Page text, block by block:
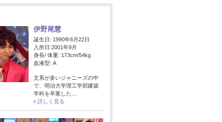
伊野尾慧
誕生日: 1990年6月22日
入所日:2001年9月
身長/ 体重: 173cm/54kg
血液型: A
文系が多いジャニーズの中
で、明治大学理工学部建築
学科を卒業した…
詳しく見る